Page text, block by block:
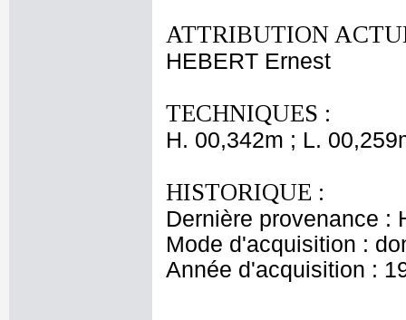
ATTRIBUTION
HEBERT Ernest
TECHNIQUES :
H. 00,342m ; L.
HISTORIQUE :
Dernière provenance :
Mode d'acquisition :
Année d'acquisition :